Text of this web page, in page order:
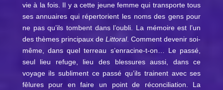
vie à la fois. Il y a cette jeune femme qui transporte tous
ses annuaires qui répertorient les noms des gens pour
ne pas qu’ils tombent dans l’oubli. La mémoire est l’un
des thèmes principaux deLittoral. Comment devenir soi-
même, dans quel terreau s’enracine-t-on… Le passé,
seul lieu refuge, lieu des blessures aussi, dans ce
voyage ils subliment ce passé qu’ils trainent avec ses
fêlures pour en faire un point de réconciliation. La